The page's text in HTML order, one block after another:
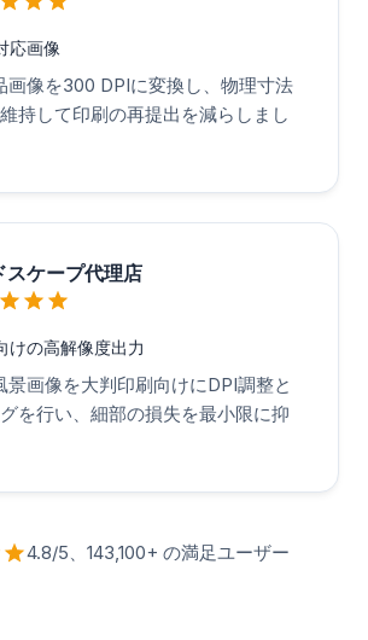
応画像
画像を300 DPIに変換し、物理寸法
持して印刷の再提出を減らしまし
スケープ代理店
けの高解像度出力
景画像を大判印刷向けにDPI調整と
を行い、細部の損失を最小限に抑
4.8/5、143,100+ の満足ユーザー